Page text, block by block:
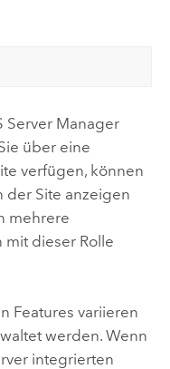
ServerManager
über eine
verfügen, können
der Site anzeigen
mehrere
dieser Rolle
Features variieren
werden. Wenn
integrierten